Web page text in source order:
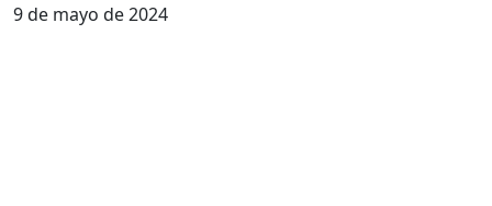
9 de mayo de 2024